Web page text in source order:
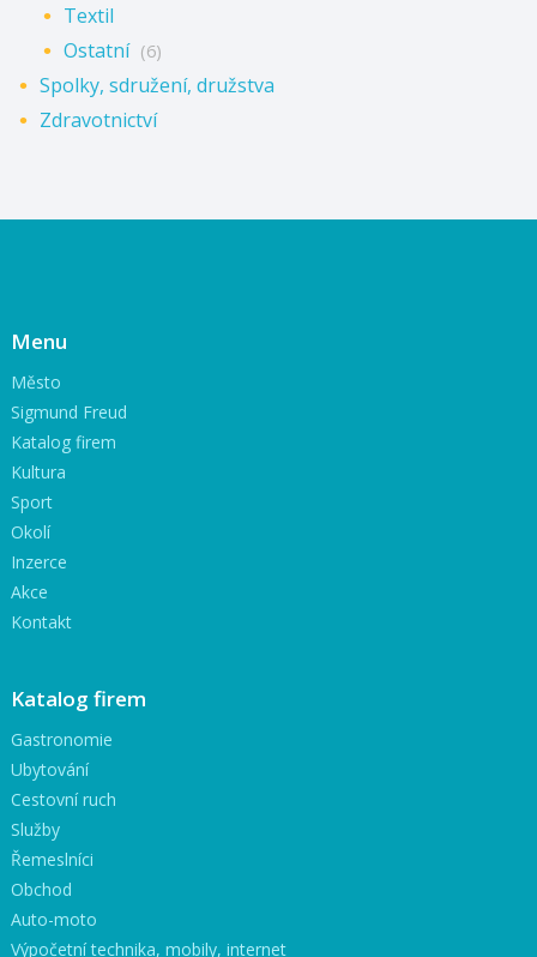
Textil
Ostatní (6)
Spolky, sdružení, družstva
Zdravotnictví
Menu
Město
Sigmund Freud
Katalog firem
Kultura
Sport
Okolí
Inzerce
Akce
Kontakt
Katalog firem
Gastronomie
Ubytování
Cestovní ruch
Služby
Řemeslníci
Obchod
Auto-moto
Výpočetní technika, mobily, internet